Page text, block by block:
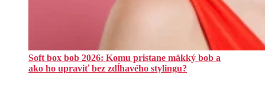
Soft box bob 2026: Komu pristane mäkký bob a
ako ho upraviť bez zdĺhavého stylingu?